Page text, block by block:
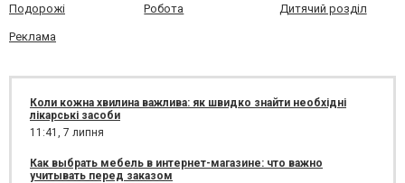
Подорожі Робота Дитячий розділ
Реклама
Коли кожна хвилина важлива: як швидко знайти необхідні
лікарські засоби
11:41, 7 липня
Как выбрать мебель в интернет-магазине: что важно
учитывать перед заказом